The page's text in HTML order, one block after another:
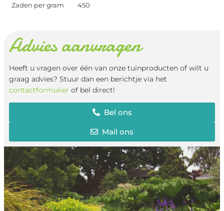
Zaden per gram
450
Advies aanvragen
Heeft u vragen over één van onze tuinproducten of wilt u
graag advies? Stuur dan een berichtje via het
contactformulier of bel direct!
Bel ons
Mail ons